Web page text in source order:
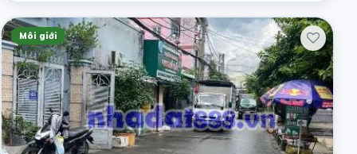
Môi giới